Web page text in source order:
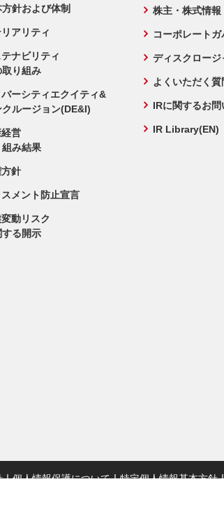
針および体制
アリティ
ナビリティ
取り組み
バーシティエクイティ&
クルージョン(DE&I)
営
組み結果
方針
メント防止宣言
動リスク
する開示
株主・株式情報
コーポレート
ディスクロー
よくいただく質
IRに関するお問
IR Library(EN)
個人情報保護について 特定個人情報基本方針